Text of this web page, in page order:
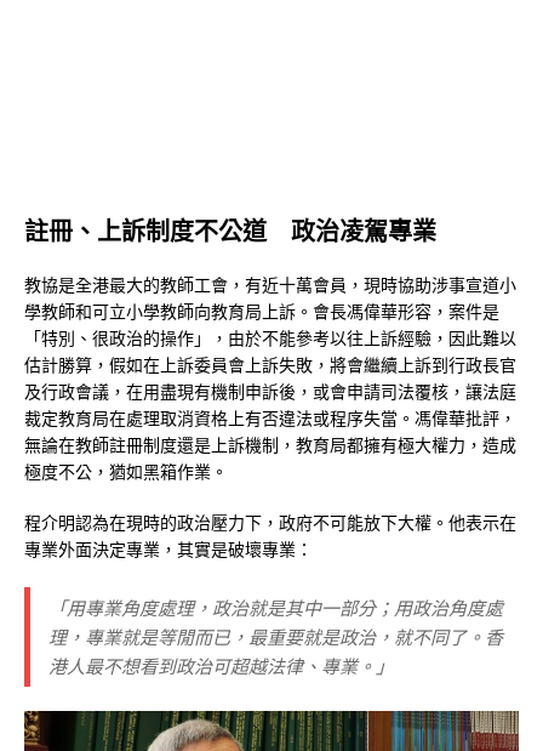
註冊、上訴制度不公道 政治凌駕專業
教協是全港最大的教師工會，有近十萬會員，現時協助涉事宣道小
學教師和可立小學教師向教育局上訴。會長馮偉華形容，案件是
「特別、很政治的操作」，由於不能參考以往上訴經驗，因此難以
估計勝算，假如在上訴委員會上訴失敗，將會繼續上訴到行政長官
及行政會議，在用盡現有機制申訴後，或會申請司法覆核，讓法庭
裁定教育局在處理取消資格上有否違法或程序失當。馮偉華批評，
無論在教師註冊制度還是上訴機制，教育局都擁有極大權力，造成
極度不公，猶如黑箱作業。
程介明認為在現時的政治壓力下，政府不可能放下大權。他表示在
專業外面決定專業，其實是破壞專業：
「用專業角度處理，政治就是其中一部分；用政治角度處
理，專業就是等閒而已，最重要就是政治，就不同了。香
港人最不想看到政治可超越法律、專業。」